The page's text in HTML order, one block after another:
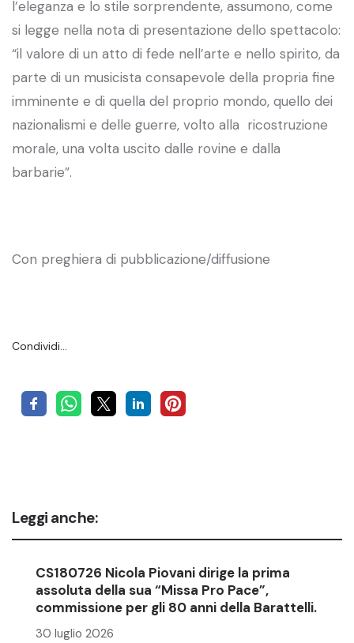
l’eleganza e lo stile sorprendente, assumono, come
si legge nella nota di presentazione dello spettacolo:
“il valore di un atto di fede nell’arte e nello spirito, da
parte di un musicista consapevole della propria fine
imminente e di quella del proprio mondo, quello dei
nazionalismi e delle guerre, volto alla ricostruzione
morale, una volta uscito dalle rovine e dalla
barbarie”.
Con preghiera di pubblicazione/diffusione
Condividi…
Leggi anche:
CS180726 Nicola Piovani dirige la prima
assoluta della sua “Missa Pro Pace”,
commissione per gli 80 anni della Barattelli.
30 luglio 2026